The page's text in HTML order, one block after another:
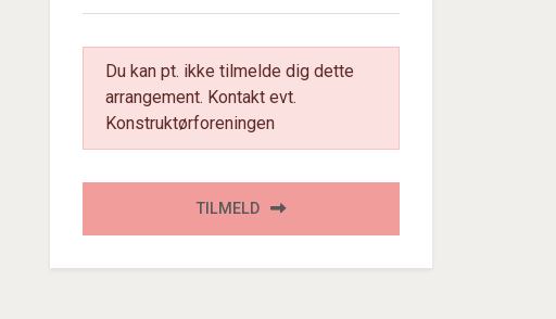
Du kan pt. ikke tilmelde dig dette
arrangement. Kontakt evt.
Konstruktørforeningen
TILMELD